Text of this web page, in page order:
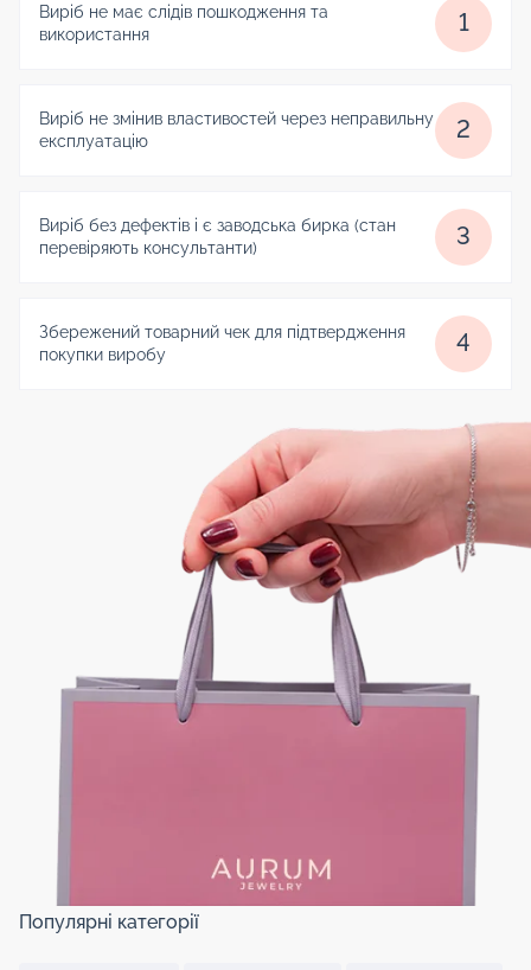
Виріб не має слідів пошкодження та
використання
1
Виріб не змінив властивостей через неправильну
експлуатацію
2
Виріб без дефектів і є заводська бирка (стан
перевіряють консультанти)
3
Збережений товарний чек для підтвердження
покупки виробу
4
Популярні категорії